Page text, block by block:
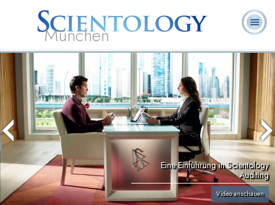
München
Scientology?
Ehrenamtliche
Geistliche
Fragen
Bücher
Eine Einführung in Scientology
Auditing
Video anschauen